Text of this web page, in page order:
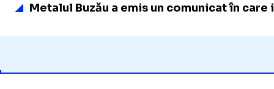
Metalul Buzău a emis un comunicat în